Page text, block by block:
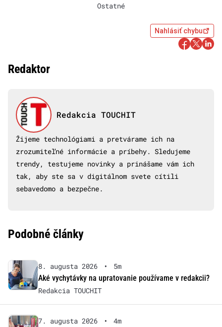
Ostatné
Nahlásiť chybu
Redaktor
Redakcia TOUCHIT
Žijeme technológiami a pretvárame ich na
zrozumiteľné informácie a príbehy. Sledujeme
trendy, testujeme novinky a prinášame vám ich
tak, aby ste sa v digitálnom svete cítili
sebavedomo a bezpečne.
Podobné články
8. augusta 2026 •
5m
Aké vychytávky na upratovanie používame v redakcii?
Redakcia TOUCHIT
7. augusta 2026 •
4m